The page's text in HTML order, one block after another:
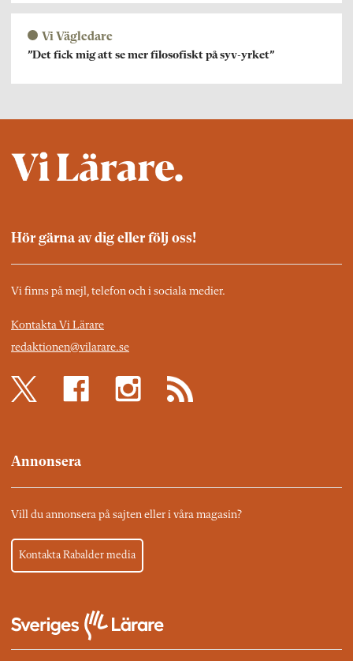
Vi Vägledare
”Det fick mig att se mer filosofiskt på syv-yrket”
Hör gärna av dig eller följ oss!
Vi finns på mejl, telefon och i sociala medier.
Kontakta Vi Lärare
redaktionen@vilarare.se
Annonsera
Vill du annonsera på sajten eller i våra magasin?
Kontakta Rabalder media